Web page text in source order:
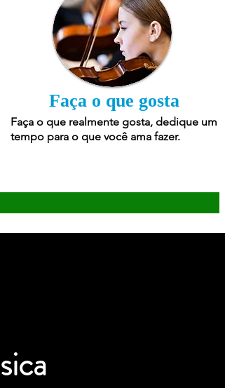
Faça o que gosta
Faça o que realmente gosta, dedique um
tempo para o que você ama fazer.